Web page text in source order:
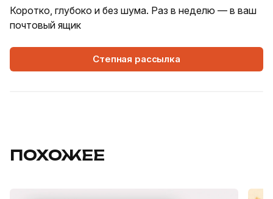
Коротко, глубоко и без шума. Раз в неделю — в ваш
почтовый ящик
Степная рассылка
ПОХОЖЕЕ